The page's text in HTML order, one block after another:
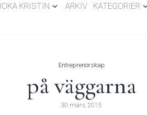
KRISTIN ARKIV KATEGORIER
Entreprenörskap
på väggarna
30 mars, 2015